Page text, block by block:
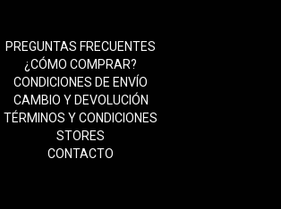
PREGUNTAS FRECUENTES
¿CÓMO COMPRAR?
CONDICIONES DE ENVÍO
CAMBIO Y DEVOLUCIÓN
TÉRMINOS Y CONDICIONES
STORES
CONTACTO